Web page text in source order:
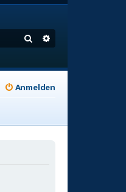
Suche
Anmelden